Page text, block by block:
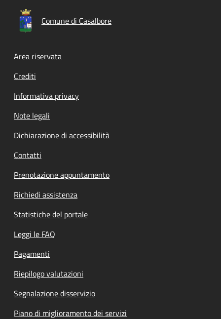
Comune di Casalbore
Footer menu
Area riservata
Crediti
Informativa privacy
Note legali
Dichiarazione di accessibilità
Contatti
Prenotazione appuntamento
Richiedi assistenza
Statistiche del portale
Leggi le FAQ
Pagamenti
Riepilogo valutazioni
Segnalazione disservizio
Piano di miglioramento dei servizi